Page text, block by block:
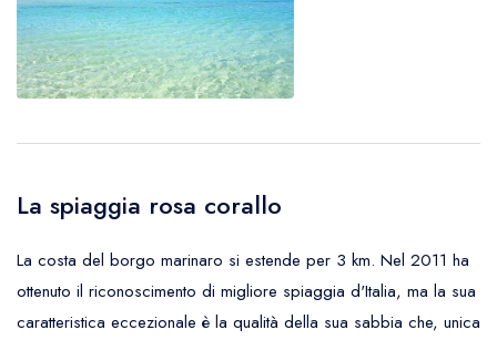
La spiaggia rosa corallo
La costa del borgo marinaro si estende per 3 km. Nel 2011 ha
ottenuto il riconoscimento di migliore spiaggia d'Italia, ma la sua
caratteristica eccezionale è la qualità della sua sabbia che, unica